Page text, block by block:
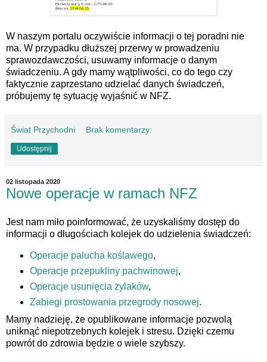
W naszym portalu oczywiście informacji o tej poradni nie
ma. W przypadku dłuższej przerwy w prowadzeniu
sprawozdawczości, usuwamy informacje o danym
świadczeniu. A gdy mamy wątpliwości, co do tego czy
faktycznie zaprzestano udzielać danych świadczeń,
próbujemy tę sytuację wyjaśnić w NFZ.
Świat Przychodni Brak komentarzy:
Udostępnij
02 listopada 2020
Nowe operacje w ramach NFZ
Jest nam miło poinformować, że uzyskaliśmy dostęp do
informacji o długościach kolejek do udzielenia świadczeń:
Operacje palucha koślawego,
Operacje przepukliny pachwinowej,
Operacje usunięcia żylaków,
Zabiegi prostowania przegrody nosowej.
Mamy nadzieję, że opublikowane informacje pozwolą
uniknąć niepotrzebnych kolejek i stresu. Dzięki czemu
powrót do zdrowia będzie o wiele szybszy.